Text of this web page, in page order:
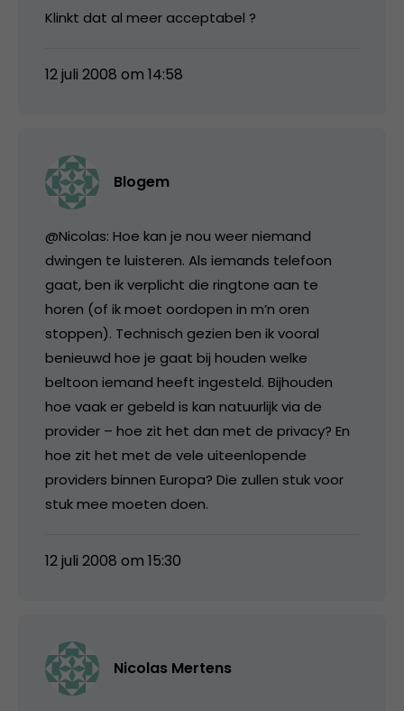
Klinkt dat al meer acceptabel ?
12 juli 2008 om 14:58
Blogem
@Nicolas: Hoe kan je nou weer niemand
dwingen te luisteren. Als iemands telefoon
gaat, ben ik verplicht die ringtone aan te
horen (of ik moet oordopen in m’n oren
stoppen). Technisch gezien ben ik vooral
benieuwd hoe je gaat bij houden welke
beltoon iemand heeft ingesteld. Bijhouden
hoe vaak er gebeld is kan natuurlijk via de
provider – hoe zit het dan met de privacy? En
hoe zit het met de vele uiteenlopende
providers binnen Europa? Die zullen stuk voor
stuk mee moeten doen.
12 juli 2008 om 15:30
Nicolas Mertens